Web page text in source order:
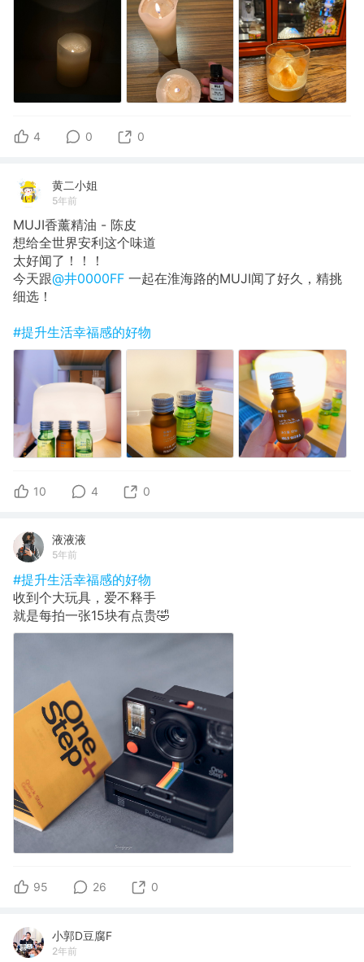
4 0 0
黄二小姐
5年前
MUJI香薰精油 - 陈皮
想给全世界安利这个味道
太好闻了！！！
今天跟@井0000FF 一起在淮海路的MUJI闻了好久，精挑
细选！
#提升生活幸福感的好物
10 4 0
液液液
5年前
#提升生活幸福感的好物
收到个大玩具，爱不释手
就是每拍一张15块有点贵🤣
95 26 0
小郭D豆腐F
2年前